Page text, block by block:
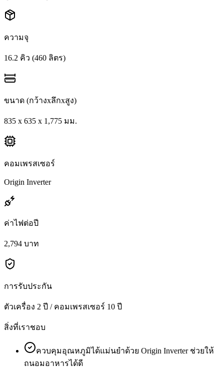
ความจุ
16.2 คิว (460 ลิตร)
ขนาด (กว้างxลึกxสูง)
835 x 635 x 1,775 มม.
คอมเพรสเซอร์
Origin Inverter
ค่าไฟต่อปี
2,794 บาท
การรับประกัน
ตัวเครื่อง 2 ปี / คอมเพรสเซอร์ 10 ปี
สิ่งที่เราชอบ
ควบคุมอุณหภูมิได้แม่นยำด้วย Origin Inverter ช่วยให้
ถนอมอาหารได้ดี